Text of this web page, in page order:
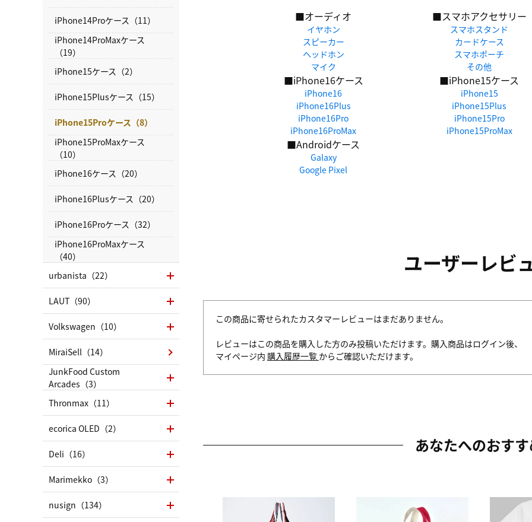
■オーディオ
イヤホン
スピーカー
ヘッドホン
マイク
■スマホアクセサリー
スマホスタンド
カードケース
スマホポーチ
その他
■iPhone16ケース
iPhone16
iPhone16Plus
iPhone16Pro
iPhone16ProMax
■iPhone15ケース
iPhone15
iPhone15Plus
iPhone15Pro
iPhone15ProMax
■Androidケース
Galaxy
Google Pixel
ユーザーレビ
この商品に寄せられたカスタマーレビューはまだありません。
レビューはこの商品を購入した方のみ投稿いただけます。購入商品はログイン後、
マイページ内 購入履歴一覧 からご確認いただけます。
あなたへのおす
iPhone14Proケース（11）
iPhone14ProMaxケース
（19）
iPhone15ケース（2）
iPhone15Plusケース（15）
iPhone15Proケース（8）
iPhone15ProMaxケース
（10）
iPhone16ケース（20）
iPhone16Plusケース（20）
iPhone16Proケース（32）
iPhone16ProMaxケース
（40）
urbanista（22）
LAUT（90）
Volkswagen（10）
MiraiSell（14）
JunkFood Custom
Arcades（3）
Thronmax（11）
ecorica OLED（2）
Deli（16）
Marimekko（3）
nusign（134）